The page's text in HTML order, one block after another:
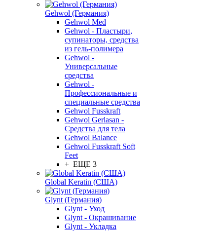
Gehwol (Германия)
Gehwol Med
Gehwol - Пластыри,
супинаторы, средства
из гель-полимера
Gehwol -
Универсальные
средства
Gehwol -
Профессиональные и
специальные средства
Gehwol Fusskraft
Gehwol Gerlasan -
Средства для тела
Gehwol Balance
Gehwol Fusskraft Soft
Feet
+ ЕЩЕ 3
Global Keratin (США)
Glynt (Германия)
Glynt - Уход
Glynt - Окрашивание
Glynt - Укладка